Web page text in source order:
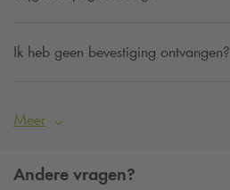
Ik heb geen bevestiging ontvangen?
Meer
Andere vragen?